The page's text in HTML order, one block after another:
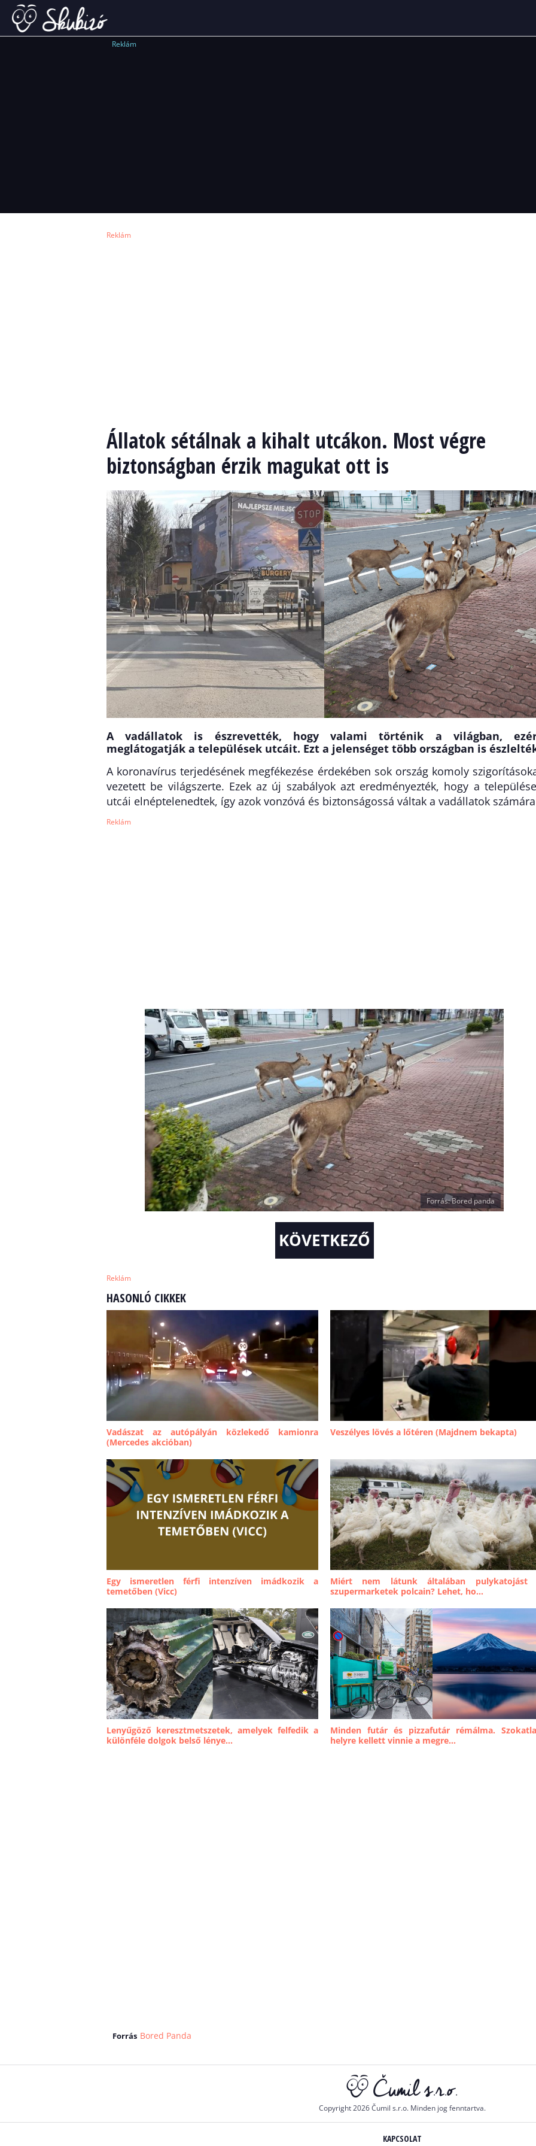
Reklám
Reklám
Állatok sétálnak a kihalt utcákon. Most végre
biztonságban érzik magukat ott is
A vadállatok is észrevették, hogy valami történik a világban,
meglátogatják a települések utcáit. Ezt a jelenséget több országban is
A koronavírus terjedésének megfékezése érdekében sok ország komoly
vezetett be világszerte. Ezek az új szabályok azt eredményezték, hogy a
utcái elnéptelenedtek, így azok vonzóvá és biztonságossá váltak a vadállatok
Reklám
Forrás: Bored panda
KÖVETKEZŐ
Reklám
HASONLÓ CIKKEK
Vadászat az autópályán közlekedő kamionra
(Mercedes akcióban)
Veszélyes lövés a lőtéren (Majdnem bekapta)
Egy ismeretlen férfi intenzíven imádkozik a
temetőben (Vicc)
Miért nem látunk általában pulykatojást
szupermarketek polcain? Lehet, ho...
Lenyűgöző keresztmetszetek, amelyek felfedik a
különféle dolgok belső lénye...
Minden futár és pizzafutár rémálma.
helyre kellett vinnie a megre...
Forrás Bored Panda
Copyright 2026 Čumil s.r.o. Minden jog fenntartva.
KAPCSOLAT